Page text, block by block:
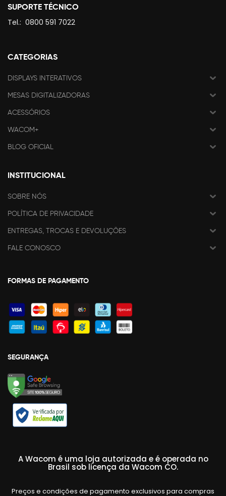
SUPORTE TÉCNICO
Tel.: 0800 591 7022
CATEGORIAS
DISPLAYS INTERATIVOS
MESAS DIGITALIZADORAS
ACESSÓRIOS
WACOM+
BLOG OFICIAL
INSTITUCIONAL
SOBRE NÓS
POLÍTICA DE PRIVACIDADE
ENTREGAS, TROCAS E DEVOLUÇÕES
FALE CONOSCO
FORMAS DE PAGAMENTO
SEGURANÇA
A Wacom é uma loja autorizada e é operada no
Brasil sob licença da Wacom CO.
Preços e condições de pagamento exclusivos para compras